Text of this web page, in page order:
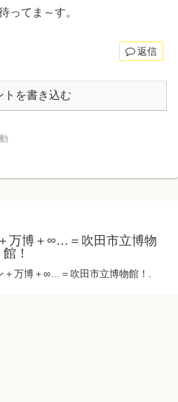
ってま～す。
返信
トを書き込む
万博＋∞…＝吹田市立博物
館！
＋万博＋∞…＝吹田市立博物館！.